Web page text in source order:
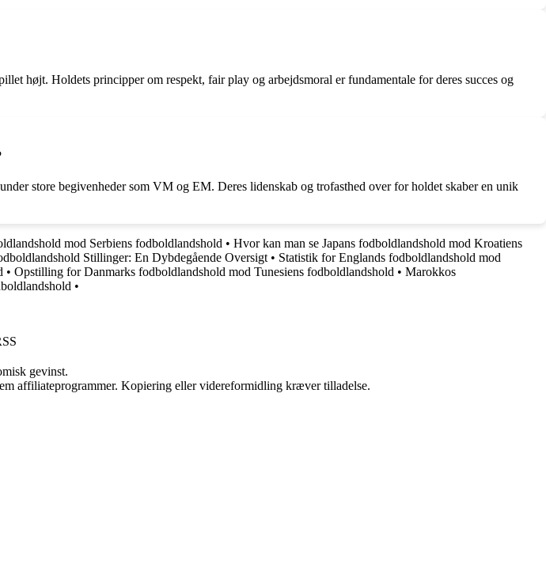
højt. Holdets principper om respekt, fair play og arbejdsmoral er fundamentale for deres succes og
store begivenheder som VM og EM. Deres lidenskab og trofasthed over for holdet skaber en unik
mod Serbiens fodboldlandshold • Hvor kan man se Japans fodboldlandshold mod Kroatiens
Stillinger: En Dybdegående Oversigt • Statistik for Englands fodboldlandshold mod
• Opstilling for Danmarks fodboldlandshold mod Tunesiens fodboldlandshold • Marokkos
•
gevinst.
affiliateprogrammer. Kopiering eller videreformidling kræver tilladelse.